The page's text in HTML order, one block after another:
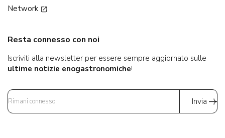
Network
Resta connesso con noi
Iscriviti alla newsletter per essere sempre aggiornato sulle
ultime notizie enogastronomiche!
Invia